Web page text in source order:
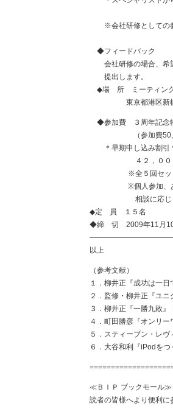
※会社研修としての参
◆フィードバック
会社研修の場合、希
提出します。
◆場 所 ミーティング
東京都港区新橋１
◆参加費 ３周年記念
（参加費50,000
＊早期申し込み割引
４２，０００円（
※全５回セットの
※個人参加、あるい
相談に応じま
◆定 員 １５名
◆締 切 2009年11月10
以上
（参考文献）
１．柳井正『成功は一
２．監修・柳井正『ユ
３．柳井正『一勝九敗
４．町田勝彦『オンリ
５．スティーブン・レ
６．大谷和利『iPodを
≪ＢＩＰ ブックモール≫
読者の皆様へより便利に